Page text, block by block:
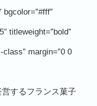
bgcolor=”#fff”
titleweight=”bold”
margin=”0 0
するフランス菓子